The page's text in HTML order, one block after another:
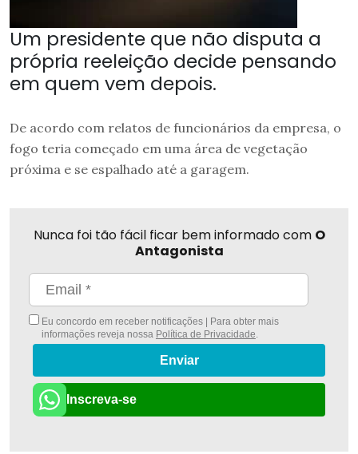
Um presidente que não disputa a
própria reeleição decide pensando
em quem vem depois.
De acordo com relatos de funcionários da empresa, o
fogo teria começado em uma área de vegetação
próxima e se espalhado até a garagem.
Nunca foi tão fácil ficar bem informado com O
Antagonista
Eu concordo em receber notificações | Para obter mais
informações reveja nossa Política de Privacidade.
Enviar
Inscreva-se